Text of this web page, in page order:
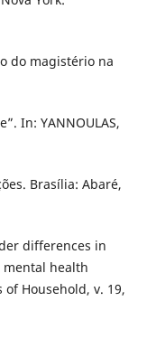
do magistério na
In: YANNOULAS,
Brasília: Abaré,
differences in
mental health
of Household, v. 19,